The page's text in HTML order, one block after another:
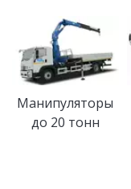
Манипуляторы
до 20 тонн